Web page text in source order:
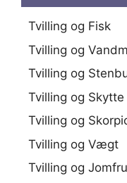
Tvilling og Fisk
Tvilling og
Tvilling og
Tvilling og Skytte
Tvilling og
Tvilling og Vægt
Tvilling og Jomfru